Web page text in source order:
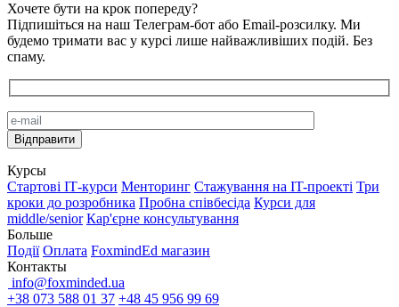
Хочете бути на крок попереду?
Підпишіться на наш Телеграм-бот або Email-розсилку. Ми
будемо тримати вас у курсі лише найважливіших подій. Без
спаму.
Курсы
Стартові IТ-курси Менторинг Стажування на IT-проекті Три
кроки до розробника Пробна співбесіда Курси для
middle/senior Кар'єрне консультування
Больше
Події Оплата FoxmindEd магазин
Контакты
info@foxminded.ua
+38 073 588 01 37 +48 45 956 99 69